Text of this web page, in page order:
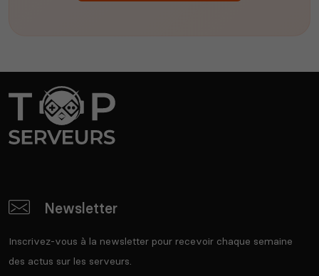
Newsletter
Inscrivez-vous à la newsletter pour recevoir chaque semaine
des actus sur les serveurs.